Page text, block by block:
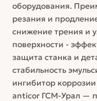
оборудования.
резания и
снижение трения и
поверхности -
защита станка и
стабильность
ингибитор
anticor ГСМ-Урал —